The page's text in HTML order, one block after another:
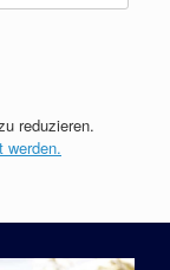
reduzieren.
werden.